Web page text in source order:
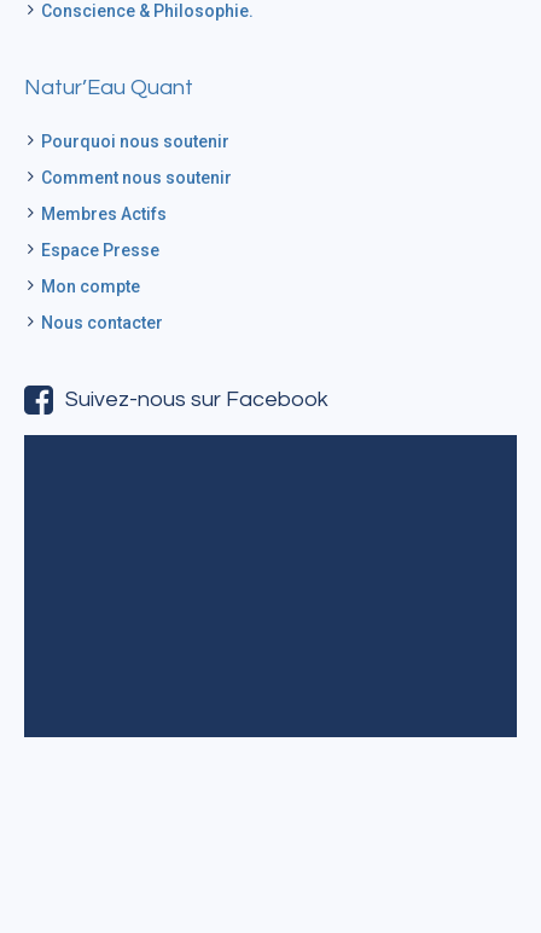
Conscience & Philosophie.
Natur’Eau Quant
Pourquoi nous soutenir
Comment nous soutenir
Membres Actifs
Espace Presse
Mon compte
Nous contacter
Suivez-nous sur Facebook